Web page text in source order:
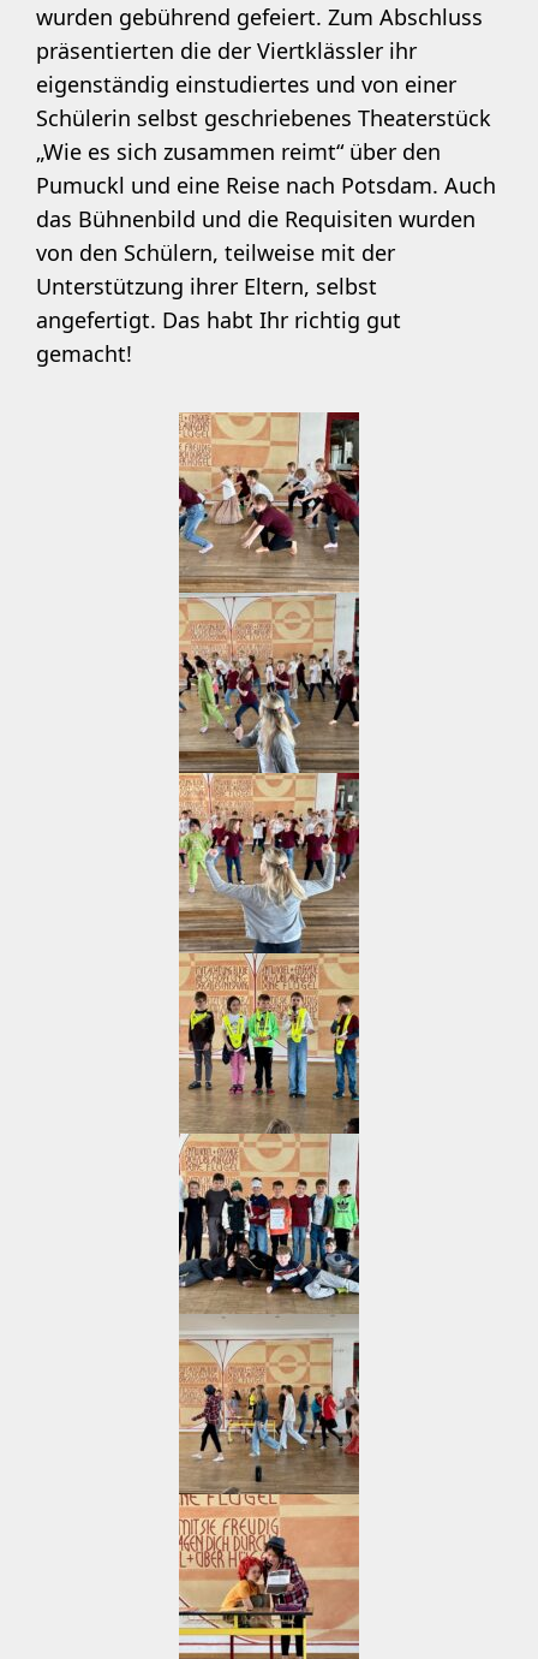
wurden gebührend gefeiert. Zum Abschluss
präsentierten die der Viertklässler ihr
eigenständig einstudiertes und von einer
Schülerin selbst geschriebenes Theaterstück
„Wie es sich zusammen reimt“ über den
Pumuckl und eine Reise nach Potsdam. Auch
das Bühnenbild und die Requisiten wurden
von den Schülern, teilweise mit der
Unterstützung ihrer Eltern, selbst
angefertigt. Das habt Ihr richtig gut
gemacht!